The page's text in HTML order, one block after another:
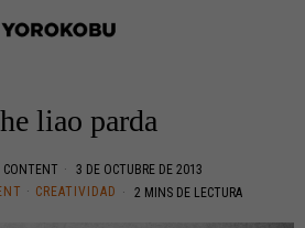
liao parda
CONTENT
3 DE OCTUBRE DE 2013
· CREATIVIDAD 2 MINS DE LECTURA